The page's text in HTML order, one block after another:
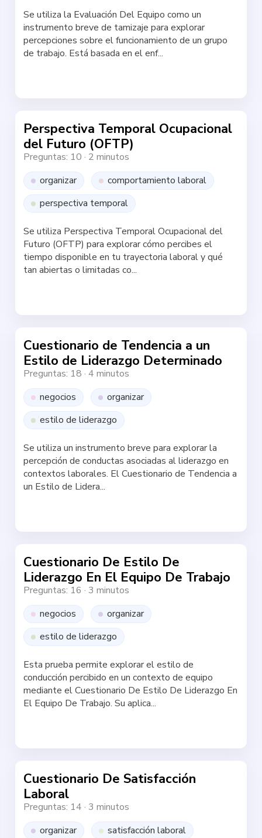
Se utiliza la Evaluación Del Equipo como un
instrumento breve de tamizaje para explorar
percepciones sobre el funcionamiento de un grupo
de trabajo. Está basada en el enf...
Perspectiva Temporal Ocupacional
del Futuro (OFTP)
Preguntas: 10 · 2 minutos
organizar
comportamiento laboral
perspectiva temporal
Se utiliza Perspectiva Temporal Ocupacional del
Futuro (OFTP) para explorar cómo percibes el
tiempo disponible en tu trayectoria laboral y qué
tan abiertas o limitadas co...
Cuestionario de Tendencia a un
Estilo de Liderazgo Determinado
Preguntas: 18 ·4 minutos
negocios
organizar
estilo de liderazgo
Se utiliza un instrumento breve para explorar la
percepción de conductas asociadas al liderazgo en
contextos laborales. El Cuestionario de Tendencia a
un Estilo de Lidera...
Cuestionario De Estilo De
Liderazgo En El Equipo De Trabajo
Preguntas: 16 · 3 minutos
negocios
organizar
estilo de liderazgo
Esta prueba permite explorar el estilo de
conducción percibido en un contexto de equipo
mediante el Cuestionario De Estilo De Liderazgo En
El Equipo De Trabajo. Su aplica...
Cuestionario De Satisfacción
Laboral
Preguntas: 14 · 3 minutos
organizar
satisfacción laboral